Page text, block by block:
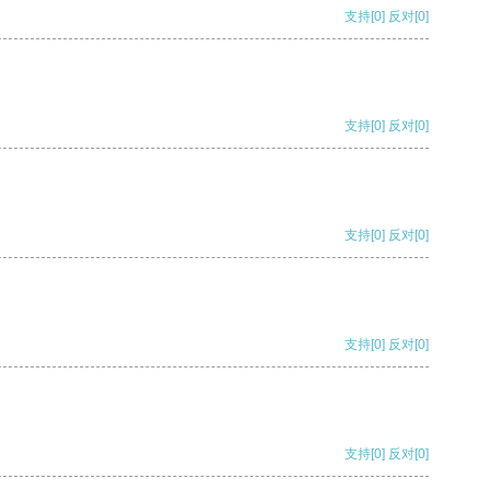
支持[0] 反对[0]
支持[0] 反对[0]
支持[0] 反对[0]
支持[0] 反对[0]
支持[0] 反对[0]